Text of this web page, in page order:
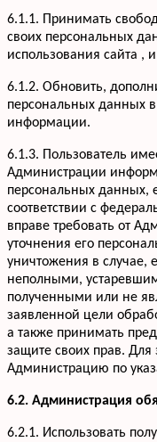
6.1.1. Принимать
своих персональных
использования сайта ,
6.1.2. Обновить,
персональных данных
информации.
6.1.3. Пользователь
Администрации
персональных данных,
соответствии с
вправе требовать от
уточнения его
уничтожения в случае,
неполными,
полученными или не
заявленной цели
а также принимать
защите своих прав. Для
Администрацию по
6.2. Администрация
6.2.1. Использовать